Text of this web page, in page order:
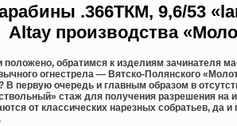
.366ТКМ, 9,6/53
Altay производства
положено, обратимся к изделиям зачинателя
огнестрела — Вятско-Полянского
В первую очередь и главным образом в
стаж для получения разрешения на
от классических нарезных собратьев, да